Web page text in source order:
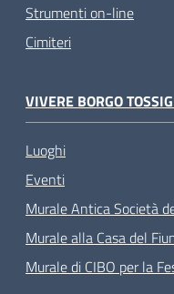
Strumenti on-line
Cimiteri
VIVERE BORGO
Luoghi
Eventi
Murale Antica Società
Murale alla Casa del
Murale di CIBO per la